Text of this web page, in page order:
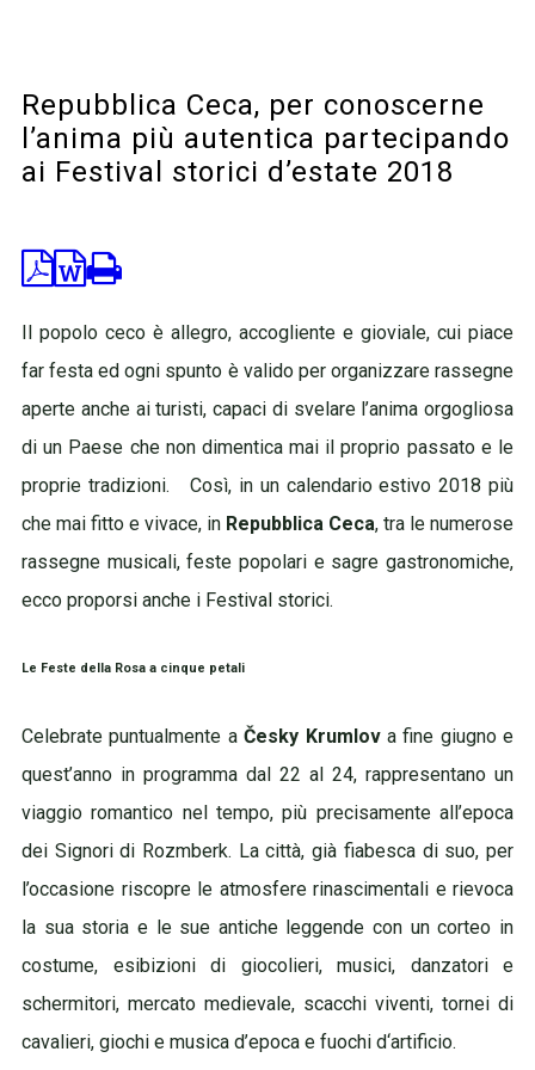
Repubblica Ceca, per conoscerne
l’anima più autentica partecipando
ai Festival storici d’estate 2018
Il popolo ceco è allegro, accogliente e gioviale, cui piace
far festa ed ogni spunto è valido per organizzare rassegne
aperte anche ai turisti, capaci di svelare l’anima orgogliosa
di un Paese che non dimentica mai il proprio passato e le
proprie tradizioni.Così, in un calendario estivo 2018 più
che mai fitto e vivace, in Repubblica Ceca, tra le numerose
rassegne musicali, feste popolari e sagre gastronomiche,
ecco proporsi anche i Festival storici.
Le Feste della Rosa a cinque petali
Celebrate puntualmente aČesky Krumlova fine giugno e
quest’anno in programma dal 22 al 24, rappresentano un
viaggio romantico nel tempo, più precisamente all’epoca
dei Signori di Rozmberk. La città, già fiabesca di suo, per
l’occasione riscopre le atmosfere rinascimentali e rievoca
la sua storia e le sue antiche leggende con un corteo in
costume, esibizioni di giocolieri, musici, danzatori e
schermitori, mercato medievale, scacchi viventi, tornei di
cavalieri, giochi e musica d’epoca e fuochi d‘artificio.